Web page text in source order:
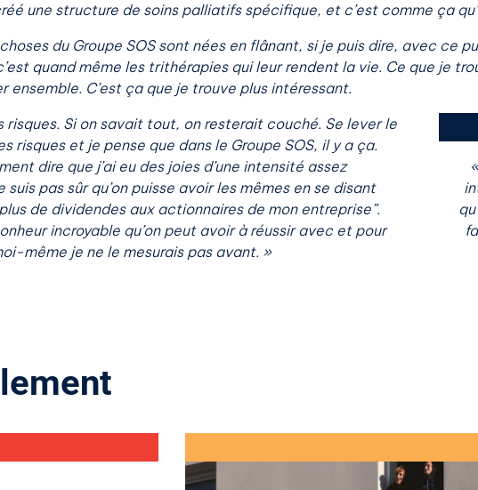
une structure de soins palliatifs spécifique, et c’est comme ça
du Groupe SOS sont nées en flânant, si je puis dire, avec ce
quand même les trithérapies qui leur rendent la vie. Ce que je
ensemble. C’est ça que je trouve plus intéressant.
risques. Si on savait tout, on resterait couché. Se lever le
risques et je pense que dans le Groupe SOS, il y a ça.
dire que j’ai eu des joies d’une intensité assez
pas sûr qu’on puisse avoir les mêmes en se disant
de dividendes aux actionnaires de mon entreprise”.
incroyable qu’on peut avoir à réussir avec et pour
même je ne le mesurais pas avant. »